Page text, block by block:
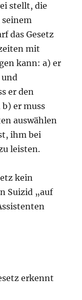
stellt, die
das Gesetz
mit
kann: a) er
er den
er muss
auswählen
ihm bei
leisten.
kein
Suizid „auf
erkennt